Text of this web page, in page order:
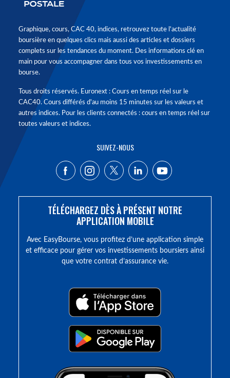
Graphique, cours, CAC 40, indices, retrouvez toute l'actualité
boursière en quelques clics mais aussi des articles et dossiers
complets sur les tendances du moment. Des informations clé en
main pour vous accompagner dans tous vos investissements en
bourse.
Tous droits réservés. Euronext : Cours en temps réel sur le
CAC40. Cours différés d'au moins 15 minutes sur les valeurs et
autres indices. Pour les clients connectés : cours en temps réel sur
toutes valeurs et indices.
SUIVEZ-NOUS
TÉLÉCHARGEZ DÈS À PRÉSENT NOTRE
APPLICATION MOBILE
Avec EasyBourse, vous profitez d’une application simple
et efficace pour gérer vos investissements boursiers ainsi
que votre contrat d’assurance vie.